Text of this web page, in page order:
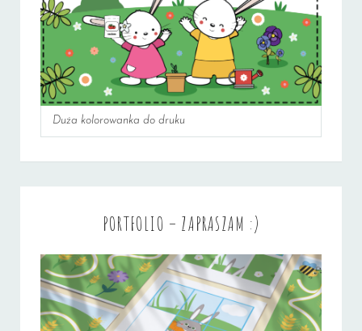
Duża kolorowanka do druku
PORTFOLIO – ZAPRASZAM :)